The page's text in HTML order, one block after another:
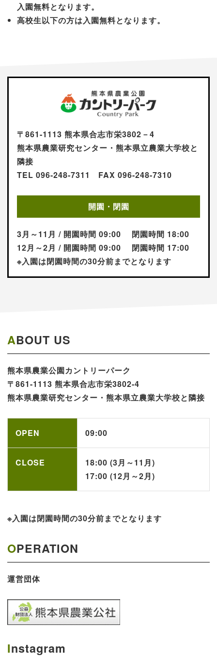
入園無料となります。
高校生以下の方は入園無料となります。
〒861-1113 熊本県合志市栄3802－4
熊本県農業研究センター・熊本県立農業大学校と
隣接
TEL 096-248-7311 FAX 096-248-7310
開園・閉園
3月～11月 / 開園時間 09:00 閉園時間 18:00
12月～2月 / 開園時間 09:00 閉園時間 17:00
※入園は閉園時間の30分前までとなります
ABOUT US
熊本県農業公園​カントリーパーク​​​
〒861-1113 熊本県合志市栄3802-4
熊本県農業研究センター・熊本県立農業大学校と隣接
OPEN 09:00
CLOSE
18:00 (3月～11月)
17:00 (12月～2月)
※入園は閉園時間の30分前までとなります
OPERATION
運営団体
Instagram